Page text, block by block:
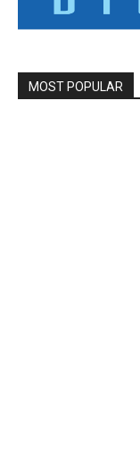
MOST POPULAR